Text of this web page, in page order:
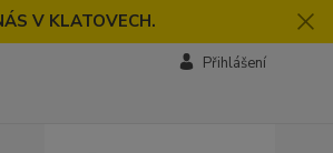
V KLATOVECH.
Přihlášení